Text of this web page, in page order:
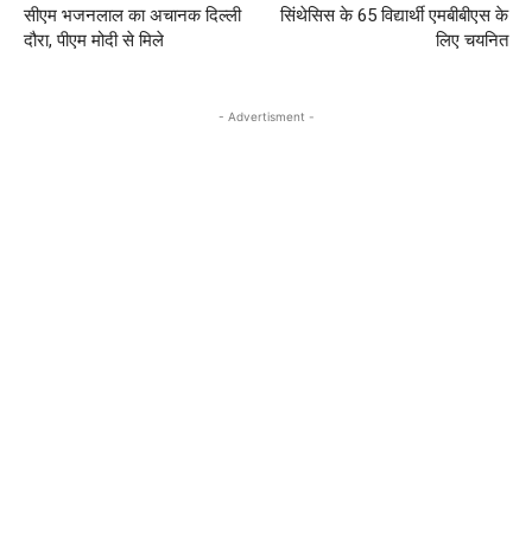
सीएम भजनलाल का अचानक दिल्‍ली
दौरा, पीएम मोदी से मिले
सिंथेसिस के 65 विद्यार्थी एमबीबीएस के
लिए चयनित
- Advertisment -